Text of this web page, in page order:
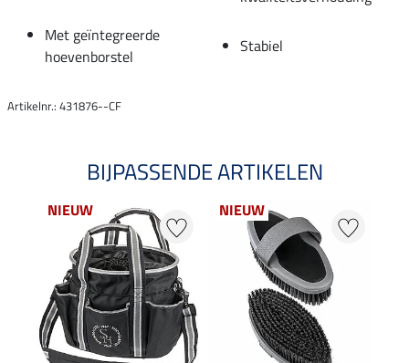
Met geïntegreerde
hoevenborstel
Stabiel
Artikelnr.: 431876--CF
BIJPASSENDE ARTIKELEN
NIEUW NIEUW